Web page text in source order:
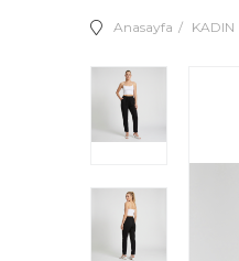
Anasayfa KADIN